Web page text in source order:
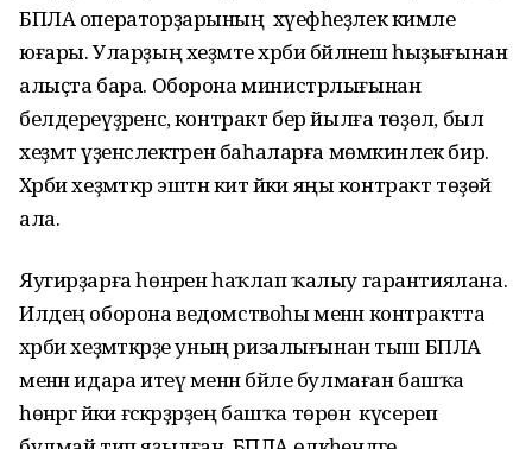
БПЛА операторҙарының хәүефһеҙлек кимәле
юғары. Уларҙың хеҙмәте хәрби бәйләнеш һыҙығынан
алыҫта бара. Оборона министрлығынан
белдереүҙәренсә, контракт бер йылға төҙөлә, был
хеҙмәт үҙенсәлектәрен баһаларға мөмкинлек бирә.
Хәрби хеҙмәткәр эштән китә йәки яңы контракт төҙөй
ала.
Яугирҙарға һөнәрен һаҡлап ҡалыу гарантиялана.
Илдең оборона ведомствоһы менән контрактта
хәрби хеҙмәткәрҙе уның ризалығынан тыш БПЛА
менән идара итеү менән бәйле булмаған башҡа
һөнәргә йәки ғәскәрҙәрҙең башҡа төрөнә күсереп